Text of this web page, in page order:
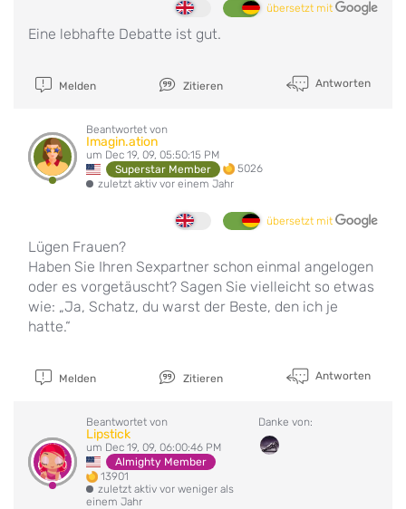
übersetzt mit
Eine lebhafte Debatte ist gut.
Melden Zitieren Antworten
Beantwortet von
Imagin.ation
um Dec 19, 09, 05:50:15 PM
Superstar Member
5026
zuletzt aktiv vor einem Jahr
übersetzt mit
Lügen Frauen?
Haben Sie Ihren Sexpartner schon einmal angelogen
oder es vorgetäuscht? Sagen Sie vielleicht so etwas
wie: „Ja, Schatz, du warst der Beste, den ich je
hatte.“
Melden Zitieren Antworten
Beantwortet von
Lipstick
um Dec 19, 09, 06:00:46 PM
Almighty Member
13901
zuletzt aktiv vor weniger als
einem Jahr
Danke von: